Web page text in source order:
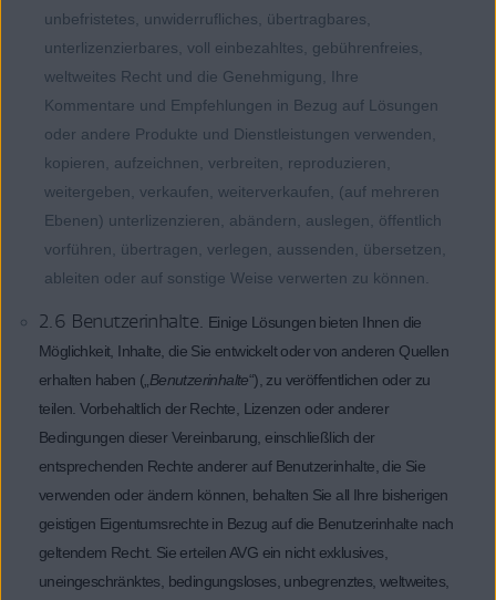
unbefristetes, unwiderrufliches, übertragbares,
unterlizenzierbares, voll einbezahltes, gebührenfreies,
weltweites Recht und die Genehmigung, Ihre
Kommentare und Empfehlungen in Bezug auf Lösungen
oder andere Produkte und Dienstleistungen verwenden,
kopieren, aufzeichnen, verbreiten, reproduzieren,
weitergeben, verkaufen, weiterverkaufen, (auf mehreren
Ebenen) unterlizenzieren, abändern, auslegen, öffentlich
vorführen, übertragen, verlegen, aussenden, übersetzen,
ableiten oder auf sonstige Weise verwerten zu können.
2.6 Benutzerinhalte. Einige Lösungen bieten Ihnen die
Möglichkeit, Inhalte, die Sie entwickelt oder von anderen Quellen
erhalten haben („Benutzerinhalte“), zu veröffentlichen oder zu
teilen. Vorbehaltlich der Rechte, Lizenzen oder anderer
Bedingungen dieser Vereinbarung, einschließlich der
entsprechenden Rechte anderer auf Benutzerinhalte, die Sie
verwenden oder ändern können, behalten Sie all Ihre bisherigen
geistigen Eigentumsrechte in Bezug auf die Benutzerinhalte nach
geltendem Recht. Sie erteilen AVG ein nicht exklusives,
uneingeschränktes, bedingungsloses, unbegrenztes, weltweites,